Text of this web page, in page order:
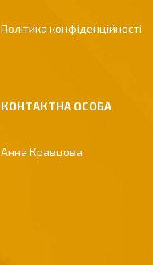
Політика конфіденційності
Анна Кравцова